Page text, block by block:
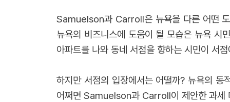
Samuelson과 Carroll은 뉴욕을 다른 어떤 도
뉴욕의 비즈니스에 도움이 될 모습은 뉴욕
아파트를 나와 동네 서점을 향하는 시민이 서
하지만 서점의 입장에서는 어떨까? 뉴욕의 동
어쩌면 Samuelson과 Carroll이 제안한 과세